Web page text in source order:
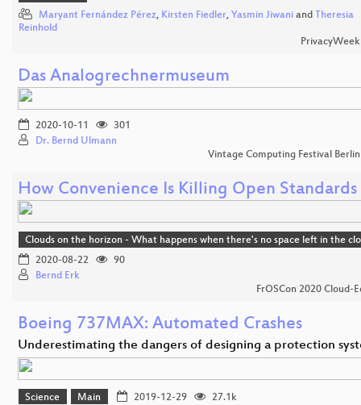
Maryant Fernández Pérez, Kirsten Fiedler, Yasmin Jiwani and Theresia
Reinhold
Das Analogrechnermuseum
2020-10-11
301
Dr. Bernd Ulmann
Vintage Computing Festival
How Convenience Is Killing Open Standards
Clouds on the horizon - What happens when there's no space left in the
2020-08-22
90
Bernd Erk
FrOSCon 2020 Cloud-
Boeing 737MAX: Automated Crashes
Underestimating the dangers of designing a protection
Science Main 2019-12-29
27.1k